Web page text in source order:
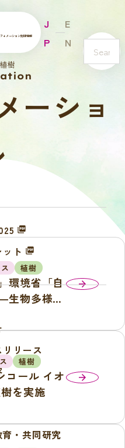
ォメーション財団情報
J
P
E
N
s
e
r
c
植樹
ーショ
植樹
環境省「自
生物多様性
０目標｣達
arrow_forward
植樹
コール イオ
を実施
arrow_forward
ット
リース
・共同研究